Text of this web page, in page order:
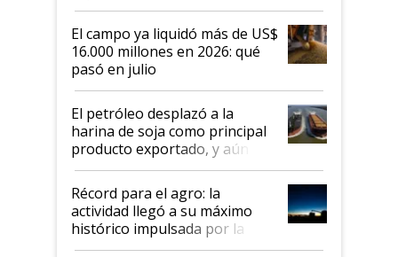
El campo ya liquidó más de US$
16.000 millones en 2026: qué
pasó en julio
El petróleo desplazó a la
harina de soja como principal
producto exportado, y aún así
el agro aportó casi seis de cada
diez dólares y sostuvo el
liderazgo en un semestre
récord
Récord para el agro: la
actividad llegó a su máximo
histórico impulsada por la
cosecha y las exportaciones